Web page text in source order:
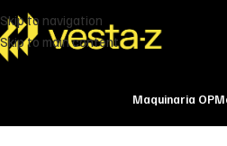
Skip to navigation
Skip to main content
Maquinaria OP